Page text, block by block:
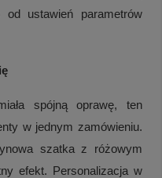
ustawień parametrów
spójną oprawę, ten
w jednym zamówieniu.
szatka z różowym
efekt. Personalizacja w